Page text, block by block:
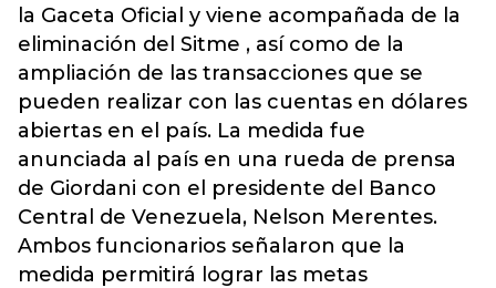
la Gaceta Oficial y viene acompañada de la
eliminación del Sitme , así como de la
ampliación de las transacciones que se
pueden realizar con las cuentas en dólares
abiertas en el país. La medida fue
anunciada al país en una rueda de prensa
de Giordani con el presidente del Banco
Central de Venezuela, Nelson Merentes.
Ambos funcionarios señalaron que la
medida permitirá lograr las metas